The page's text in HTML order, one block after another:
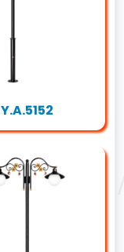
Y.A.5152